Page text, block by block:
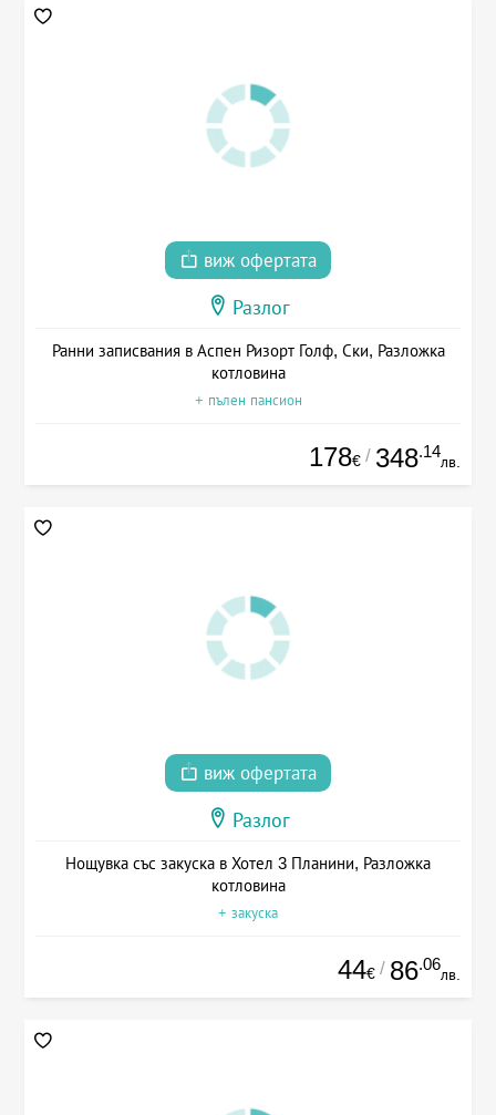
виж офертата
Разлог
Ранни записвания в Аспен Ризорт Голф, Ски, Разложка
котловина
+ пълен пансион
178€ / 348.14
лв.
виж офертата
Разлог
Нощувка със закуска в Хотел 3 Планини, Разложка
котловина
+ закуска
44€ / 86.06
лв.